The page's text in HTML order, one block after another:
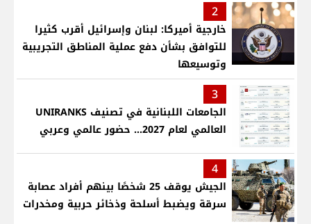
2
خارجية أميركا: لبنان وإسرائيل أقرب كثيرا
للتوافق بشأن دفع عملية المناطق التجريبية
وتوسيعها
3
الجامعات اللبنانية في تصنيف UNIRANKS
العالمي لعام 2027... حضور عالمي وعربي
4
الجيش يوقف 25 شخصًا بينهم أفراد عصابة
سرقة ويضبط أسلحة وذخائر حربية ومخدرات